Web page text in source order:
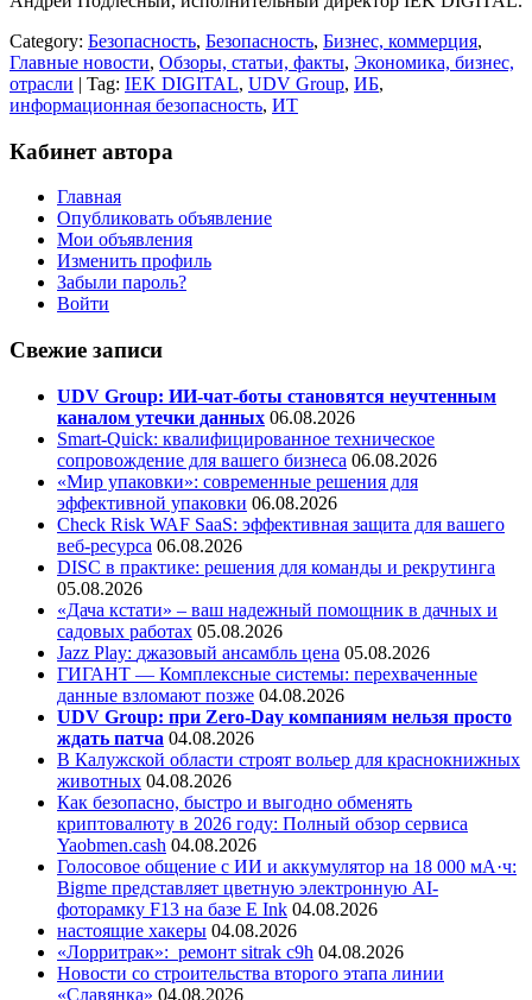
Category: Безопасность, Безопасность, Бизнес, коммерция,
Главные новости, Обзоры, статьи, факты, Экономика, бизнес,
отрасли | Tag: IEK DIGITAL, UDV Group, ИБ,
информационная безопасность, ИТ
Кабинет автора
Главная
Опубликовать объявление
Мои объявления
Изменить профиль
Забыли пароль?
Войти
Свежие записи
UDV Group: ИИ-чат-боты становятся неучтенным
каналом утечки данных 06.08.2026
Smart-Quick: квалифицированное техническое
сопровождение для вашего бизнеса 06.08.2026
«Мир упаковки»: современные решения для
эффективной упаковки 06.08.2026
Check Risk WAF SaaS: эффективная защита для вашего
веб-ресурса 06.08.2026
DISC в практике: решения для команды и рекрутинга
05.08.2026
«Дача кстати» – ваш надежный помощник в дачных и
садовых работах 05.08.2026
Jazz Play: джазовый ансамбль цена 05.08.2026
ГИГАНТ — Комплексные системы: перехваченные
данные взломают позже 04.08.2026
UDV Group: при Zero-Day компаниям нельзя просто
ждать патча 04.08.2026
В Калужской области строят вольер для краснокнижных
животных 04.08.2026
Как безопасно, быстро и выгодно обменять
криптовалюту в 2026 году: Полный обзор сервиса
Yaobmen.cash 04.08.2026
Голосовое общение с ИИ и аккумулятор на 18 000 мА·ч:
Bigme представляет цветную электронную AI-
фоторамку F13 на базе E Ink 04.08.2026
настоящие хакеры 04.08.2026
«Лорритрак»: ремонт sitrak c9h 04.08.2026
Новости со строительства второго этапа линии
«Славянка» 04.08.2026